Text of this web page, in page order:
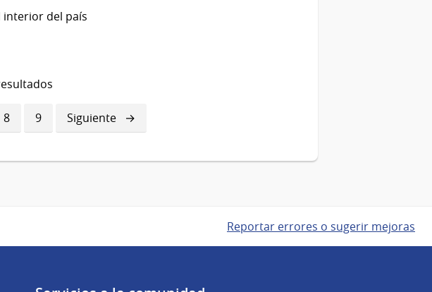
interior del país
Página
8 Página
9
Siguiente
página
Siguiente
Reportar errores o sugerir mejoras